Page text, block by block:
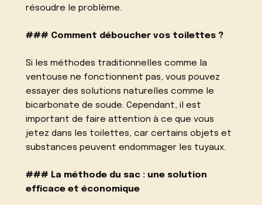
résoudre le problème.
### Comment déboucher vos toilettes ?
Si les méthodes traditionnelles comme la
ventouse ne fonctionnent pas, vous pouvez
essayer des solutions naturelles comme le
bicarbonate de soude. Cependant, il est
important de faire attention à ce que vous
jetez dans les toilettes, car certains objets et
substances peuvent endommager les tuyaux.
### La méthode du sac : une solution
efficace et économique